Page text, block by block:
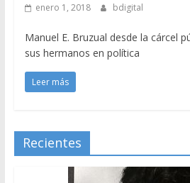
enero 1, 2018 bdigital
Manuel E. Bruzual desde la cárcel
sus hermanos en política
Leer más
Recientes